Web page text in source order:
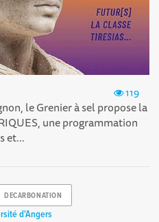
119
le Grenier à sel propose la
une programmation
et...
DECARBONATION
d'Angers